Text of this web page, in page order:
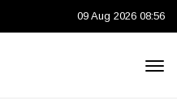
09 Aug 2026 08:56